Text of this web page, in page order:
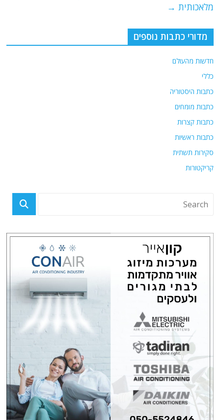
מלאכותית →
מדורי כתבות נוספים
חדשות מהעולם
כללי
כתבות היסטוריה
כתבות מומחים
כתבות קצרות
כתבות ראשיות
סקירות תשתית
קריקטורות